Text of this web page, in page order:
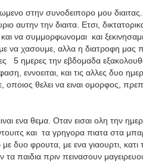
στην συνοδειπορο μου
αυτην την διαιτα. Ετσι,
να συμμορφωνομαι και
να χασουμε, αλλα η διατροφη μας
5 ημερες την εβδομαδα
εννοειται, και τις αλλες δυο
οποιος θελει να ειναι ομορφος,
ενα θεμα. Οταν εισαι ολη την
και τα γρηγορα πιατα στα μπαρ
δυο φρουτα, με ενα γιαουρτι, κατι
τα παιδια πριν πεινασουν